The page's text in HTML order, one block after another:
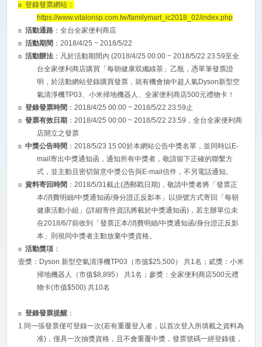
n 登錄發票網站：
https://www.vitalonsp.com.tw/familymart_ic2018_02/index.php
n 活動通路：全台全家便利商店
n 活動期間 ： 2018/4/25 ~ 2018/5/22
n 活動辦法：凡於活動期間內 (2018/4/25 00:00 ~ 2018/5/22 23:59至全
台全家便利商店購買「每朝健康双纖綠茶」乙瓶，憑單筆發票證
明，於活動網站登錄購買發票，就有機會抽中超人氣Dyson新型空
氣清淨機TP03、小米掃地機器人、全家便利商店500元禮物卡！
n 登錄發票時間 ： 2018/4/25 00:00 ~ 2018/5/22 23:59 止
n 發票有效日期 ： 2018/4/25 00:00 ~ 2018/5/22 23:59 ，全台全家便利商
店開立之發票
n 中獎公告時間 ： 2018/5/23 15:00於本網站公告中獎名單，並同時以 E-
mail 寄出中獎通知函，通知所有中獎者，敬請留下正確的聯繫方
式，並主動且密切留意中獎公告與E-mail 信件，不另電話通知。
n 資料寄回時間 ： 2018/5/31截止(憑郵戳日期)，敬請中獎者將「發票正
本/消費明細/中獎通知函/身分證正反影本」以掛號方式寄回「每朝
健康活動小組」 (詳細寄件資訊將載於中獎通知函)，若主辦單位未
在2018/6/7前收到「發票正本/消費明細/中獎通知函/身分證正反影
本」則視同中獎者主動放棄中獎資格。
n 活動獎項：
壹獎： Dyson 新型空氣清淨機TP03 （市值$25,500） 共1名；貳獎：小米
掃地機器人（市值$8,895 ） 共1名；參獎：全家便利商店500元禮
物卡(市值$500) 共10名
n 登錄發票提醒：
1.同一張發票僅可登錄一次(若有重覆登入者，以首次登入所填載之資料為
准)，僅具一次抽獎資格，且不會重覆中獎，發票號碼一經登錄後，